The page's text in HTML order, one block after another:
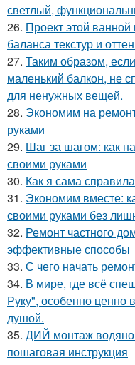
светлый,
26. Проект этой
баланса текстур и
27. Таким образом,
маленький балкон, не
для ненужных вещей.
28. Экономим на
руками
29. Шаг за шагом: как
своими руками
30. Как я сама
31. Экономим вместе:
своими руками без
32. Ремонт частного
эффективные способы
33. С чего начать
34. В мире, где всё
Руку", особенно ценно
душой.
35. ДИЙ монтаж
пошаговая инструкция